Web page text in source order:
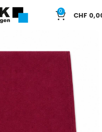
0 CHF